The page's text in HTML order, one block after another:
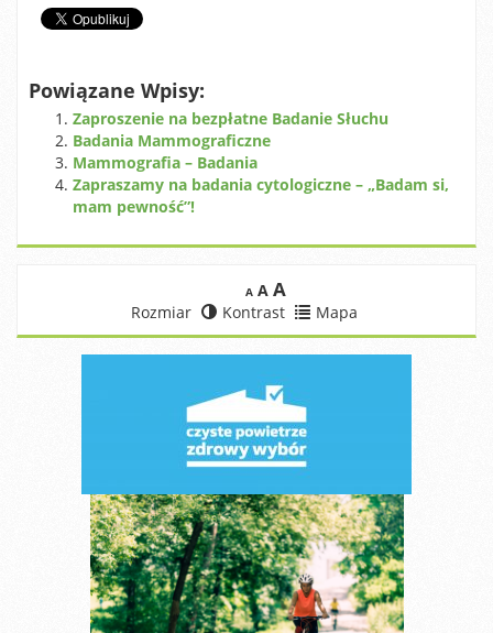
Powiązane Wpisy:
Zaproszenie na bezpłatne Badanie Słuchu
Badania Mammograficzne
Mammografia – Badania
Zapraszamy na badania cytologiczne – „Badam si,
mam pewność”!
A A A
Rozmiar Kontrast Mapa